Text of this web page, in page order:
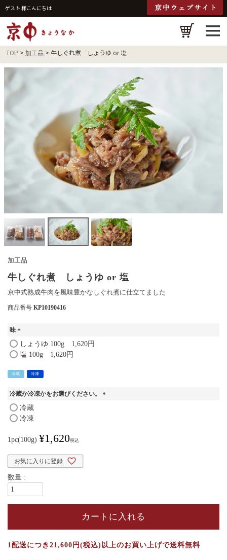
ゲスト 様こんにちは
TOP 加工品 牛しぐれ煮 しょうゆ or 塩
加工品
牛しぐれ煮 しょうゆ or 塩
京中式熟成牛肉を風味豊かなしぐれ煮に仕立てました
商品番号 KP10190416
味
(
必
須
しょうゆ 100g 1,620円
塩 100g 1,620円
冷蔵 冷凍
冷蔵か冷凍かをお選びください。
冷蔵
冷凍
1pc(100g) ¥1,620税込
お気に入りに登録
カートに入れる
1配送につき21,600円(税込)以上のお買い上げで送料無料